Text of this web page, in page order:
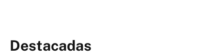
Destacadas